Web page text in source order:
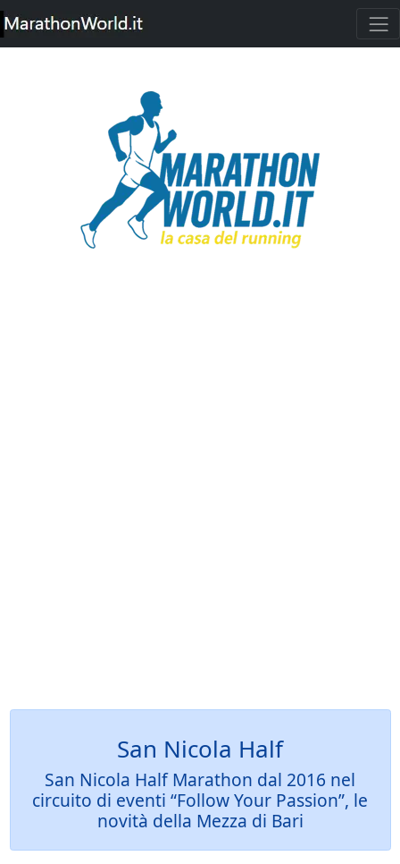
San Nicola Half
San Nicola Half Marathon dal 2016 nel
circuito di eventi “Follow Your Passion”, le
novità della Mezza di Bari